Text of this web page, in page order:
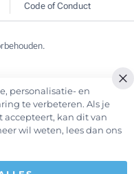
Code of Conduct
personalisatie- en
te verbeteren. Als je
accepteert, kan dit van
wil weten, lees dan ons